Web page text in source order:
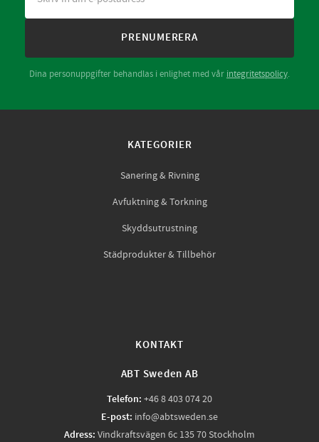
PRENUMERERA
Dina personuppgifter behandlas i enlighet med vår integritetspolicy.
KATEGORIER
Sanering & Rivning
Avfuktning & Torkning
Skyddsutrustning
Städprodukter & Tillbehör
KONTAKT
ABT Sweden AB
Telefon: +46 8 403 074 20
E-post: info@abtsweden.se
Adress: Vindkraftsvägen 6c 135 70 Stockholm